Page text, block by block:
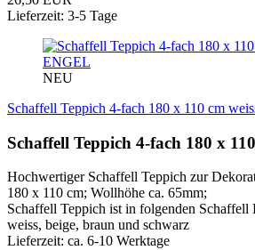
Lieferzeit: 3-5 Tage
ENGEL
NEU
Schaffell Teppich 4-fach 180 x 110 cm
Schaffell Teppich 4-fach 180 x
Hochwertiger Schaffell Teppich zur
180 x 110 cm; Wollhöhe ca. 65mm;
Schaffell Teppich ist in folgenden Schaffell
weiss, beige, braun und schwarz
Lieferzeit: ca. 6-10 Werktage